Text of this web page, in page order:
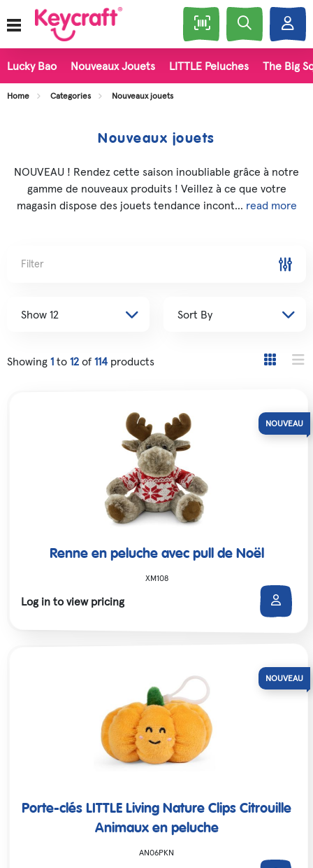
Lucky Bao Nouveaux Jouets LITTLE Peluches The Big
Home Categories Nouveaux jouets
Nouveaux jouets
NOUVEAU ! Rendez cette saison inoubliable grâce à notre
gamme de nouveaux produits ! Veillez à ce que votre
magasin dispose des jouets tendance incont... read more
Filter
Showing 1 to 12 of 114 products
Renne en peluche avec pull de Noël
XM108
Log in to view pricing
Porte-clés LITTLE Living Nature Clips Citrouille
Animaux en peluche
AN06PKN